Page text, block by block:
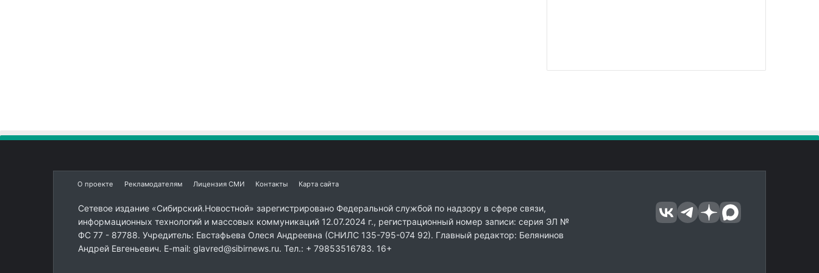
О проекте Рекламодателям Лицензия СМИ Контакты Карта сайта
Сетевое издание «Сибирский.Новостной» зарегистрировано Федеральной службой по надзору в сфере связи,
информационных технологий и массовых коммуникаций 12.07.2024 г., регистрационный номер записи: серия ЭЛ №
ФС 77 - 87788. Учредитель: Евстафьева Олеся Андреевна (СНИЛС 135-795-074 92). Главный редактор: Белянинов
Андрей Евгеньевич. E-mail: glavred@sibirnews.ru. Тел.: + 79853516783. 16+